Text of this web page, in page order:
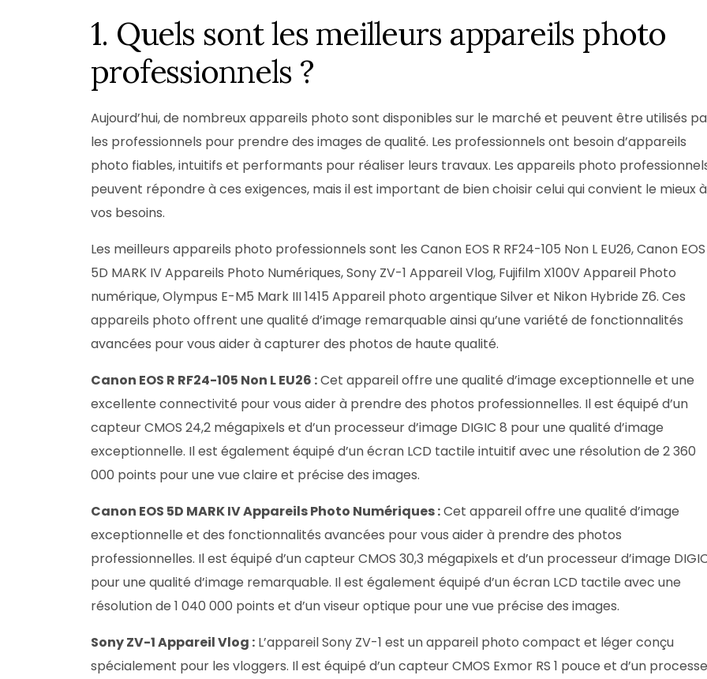
Mères
1. Quels sont les meilleurs appareils photo
professionnels ?
Aujourd’hui, de nombreux appareils photo sont disponibles sur le marché et peuvent être utilisés
les professionnels pour prendre des images de qualité. Les professionnels ont besoin d’appareils
photo fiables, intuitifs et performants pour réaliser leurs travaux. Les appareils photo
peuvent répondre à ces exigences, mais il est important de bien choisir celui qui convient le mieux à
vos besoins.
Les meilleurs appareils photo professionnels sont les Canon EOS R RF24-105 Non L EU26, Canon EOS
5D MARK IV Appareils Photo Numériques, Sony ZV-1 Appareil Vlog, Fujifilm X100V Appareil Photo
numérique, Olympus E-M5 Mark III 1415 Appareil photo argentique Silver et Nikon Hybride Z6. Ces
appareils photo offrent une qualité d’image remarquable ainsi qu’une variété de fonctionnalités
avancées pour vous aider à capturer des photos de haute qualité.
Canon EOS R RF24-105 Non L EU26 :Cet appareil offre une qualité d’image exceptionnelle et une
excellente connectivité pour vous aider à prendre des photos professionnelles. Il est équipé d’un
capteur CMOS 24,2 mégapixels et d’un processeur d’image DIGIC 8 pour une qualité d’image
exceptionnelle. Il est également équipé d’un écran LCD tactile intuitif avec une résolution de 2 360
000 points pour une vue claire et précise des images.
Canon EOS 5D MARK IV Appareils Photo Numériques :Cet appareil offre une qualité d’image
exceptionnelle et des fonctionnalités avancées pour vous aider à prendre des photos
professionnelles. Il est équipé d’un capteur CMOS 30,3 mégapixels et d’un processeur d’image
pour une qualité d’image remarquable. Il est également équipé d’un écran LCD tactile avec une
résolution de 1 040 000 points et d’un viseur optique pour une vue précise des images.
Sony ZV-1 Appareil Vlog :L’appareil Sony ZV-1 est un appareil photo compact et léger conçu
spécialement pour les vloggers. Il est équipé d’un capteur CMOS Exmor RS 1 pouce et d’un